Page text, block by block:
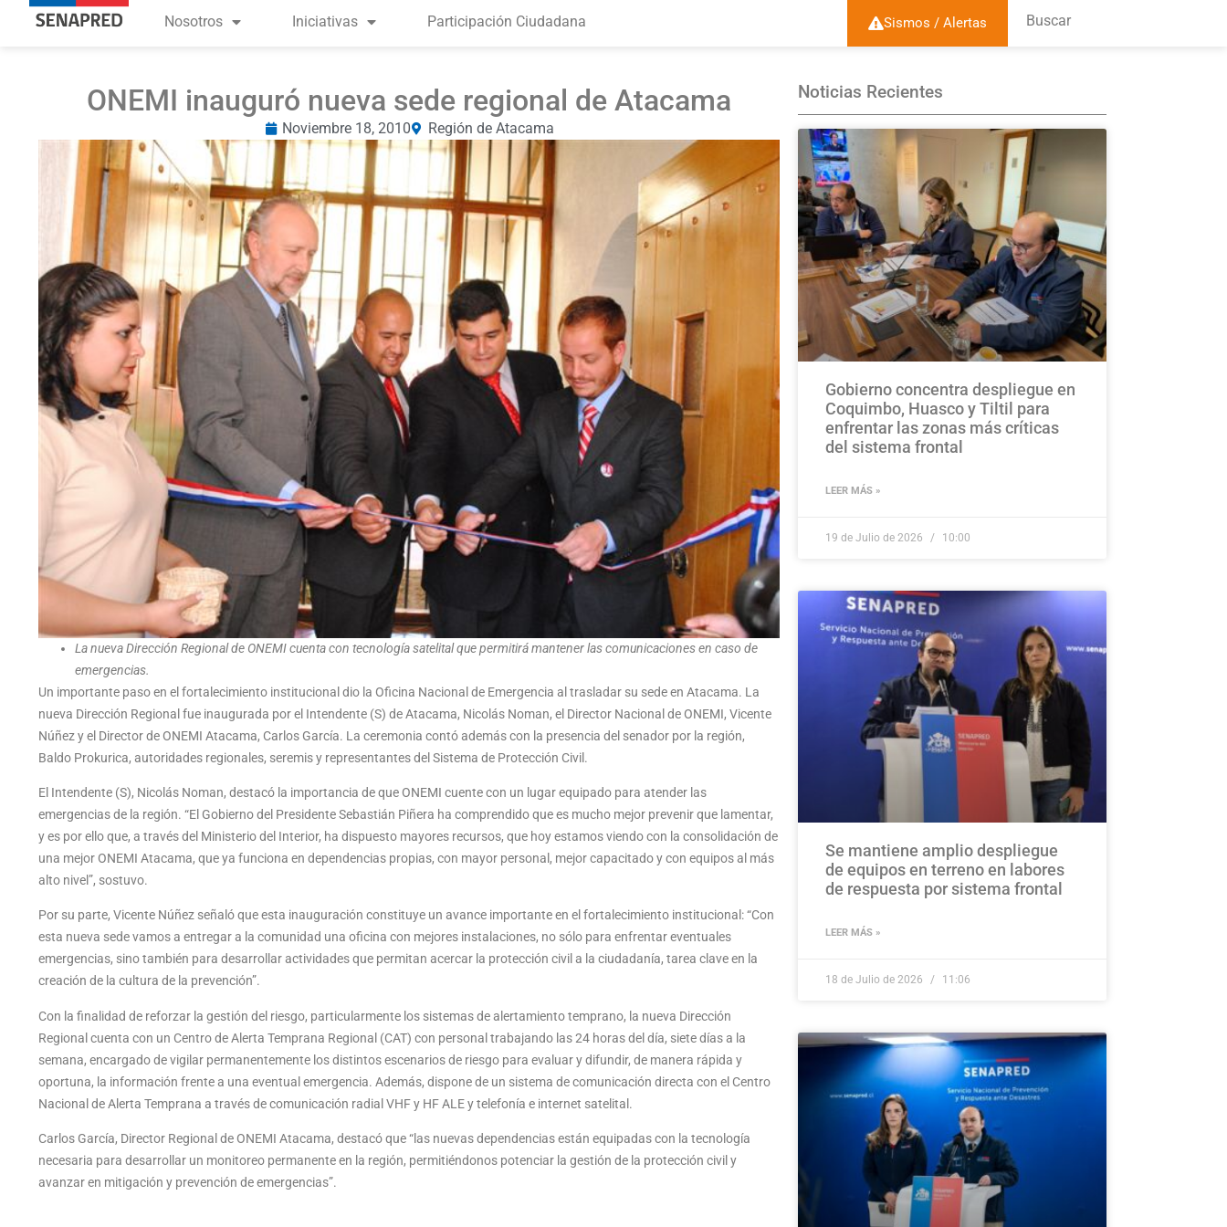
Nosotros Iniciativas Participación Ciudadana Sismos / Alertas Buscar
ONEMI inauguró nueva sede regional de Atacama
Noviembre 18, 2010 Región de Atacama
La nueva Dirección Regional de ONEMI cuenta con tecnología satelital que permitirá mantener las comunicaciones en caso de
emergencias.
Un importante paso en el fortalecimiento institucional dio la Oficina Nacional de Emergencia al trasladar su sede en Atacama. La
nueva Dirección Regional fue inaugurada por el Intendente (S) de Atacama, Nicolás Noman, el Director Nacional de ONEMI, Vicente
Núñez y el Director de ONEMI Atacama, Carlos García. La ceremonia contó además con la presencia del senador por la región,
Baldo Prokurica, autoridades regionales, seremis y representantes del Sistema de Protección Civil.
El Intendente (S), Nicolás Noman, destacó la importancia de que ONEMI cuente con un lugar equipado para atender las
emergencias de la región. “El Gobierno del Presidente Sebastián Piñera ha comprendido que es mucho mejor prevenir que lamentar,
y es por ello que, a través del Ministerio del Interior, ha dispuesto mayores recursos, que hoy estamos viendo con la consolidación de
una mejor ONEMI Atacama, que ya funciona en dependencias propias, con mayor personal, mejor capacitado y con equipos al más
alto nivel”, sostuvo.
Por su parte, Vicente Núñez señaló que esta inauguración constituye un avance importante en el fortalecimiento institucional: “Con
esta nueva sede vamos a entregar a la comunidad una oficina con mejores instalaciones, no sólo para enfrentar eventuales
emergencias, sino también para desarrollar actividades que permitan acercar la protección civil a la ciudadanía, tarea clave en la
creación de la cultura de la prevención”.
Con la finalidad de reforzar la gestión del riesgo, particularmente los sistemas de alertamiento temprano, la nueva Dirección
Regional cuenta con un Centro de Alerta Temprana Regional (CAT) con personal trabajando las 24 horas del día, siete días a la
semana, encargado de vigilar permanentemente los distintos escenarios de riesgo para evaluar y difundir, de manera rápida y
oportuna, la información frente a una eventual emergencia. Además, dispone de un sistema de comunicación directa con el Centro
Nacional de Alerta Temprana a través de comunicación radial VHF y HF ALE y telefonía e internet satelital.
Carlos García, Director Regional de ONEMI Atacama, destacó que “las nuevas dependencias están equipadas con la tecnología
necesaria para desarrollar un monitoreo permanente en la región, permitiéndonos potenciar la gestión de la protección civil y
avanzar en mitigación y prevención de emergencias”.
Noticias Recientes
Gobierno concentra despliegue en
Coquimbo, Huasco y Tiltil para
enfrentar las zonas más críticas
del sistema frontal
LEER MÁS »
19 de Julio de 2026 10:00
Se mantiene amplio despliegue
de equipos en terreno en labores
de respuesta por sistema frontal
LEER MÁS »
18 de Julio de 2026 11:06